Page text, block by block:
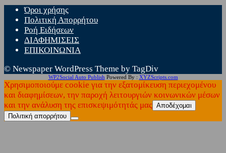
Όροι χρήσης
Πολιτική Απορρήτου
Ροή Ειδήσεων
ΔΙΑΦΗΜΙΣΕΙΣ
ΕΠΙΚΟΙΝΩΝΙΑ
© Newspaper WordPress Theme by TagDiv
WP2Social Auto Publish Powered By : XYZScripts.com
Χρησιμοποιούμε cookie για την εξατομίκευση περιεχομένου
και διαφημίσεων, την παροχή λειτουργιών κοινωνικών μέσων
και την ανάλυση της επισκεψιμότητάς μας Αποδέχομαι
Πολιτική απορρήτου